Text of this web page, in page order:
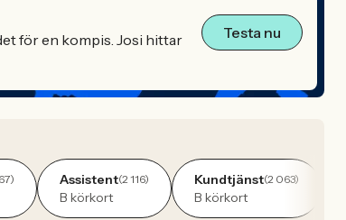
för en kompis. Josi hittar
Testa nu
Assistent(2 116)
B körkort
Kundtjänst(2 063)
B körkort